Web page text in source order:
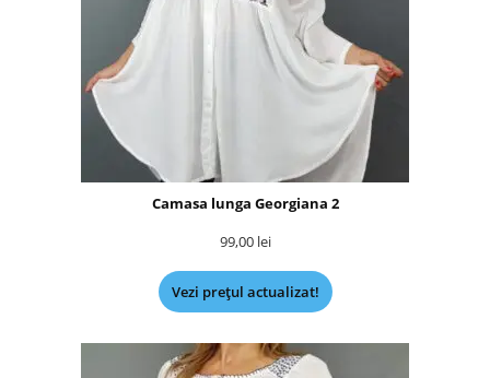
Camasa lunga Georgiana 2
99,00 lei
Vezi prețul actualizat!